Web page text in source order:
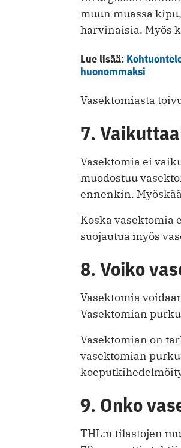
muun muassa
harvinaisia. Myös
Lue lisää:
huonommaksi
Vasektomiasta
7.
Vasektomia ei
muodostuu
ennenkin.
Koska vasektomia
suojautua myös
8. Voiko
Vasektomia
Vasektomian
Vasektomian on
vasektomian
9. Onko
THL:n tilastojen